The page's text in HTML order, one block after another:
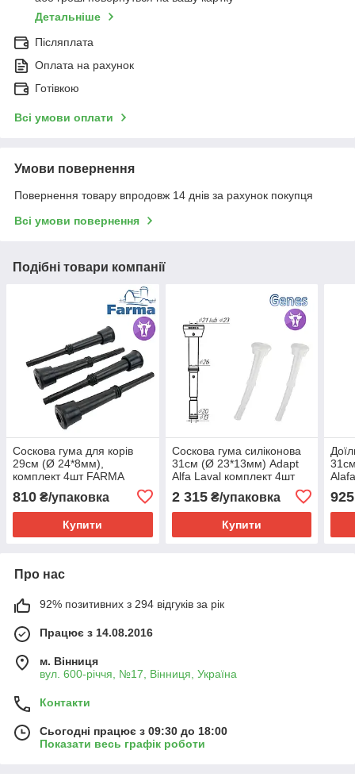
Детальніше
Післяплата
Оплата на рахунок
Готівкою
Всі умови оплати
Умови повернення
Повернення товару впродовж 14 днів за рахунок покупця
Всі умови повернення
Подібні товари компанії
Соскова гума для корів
29см (Ø 24*8мм),
комплект 4шт FARMA
810 ₴/упаковка
Купити
Соскова гума силіконова
31см (Ø 23*13мм) Adapt
Alfa Laval комплект 4шт
2 315₴/упаковка
Купити
925
Про нас
92% позитивних з 294 відгуків за рік
Працює з 14.08.2016
м. Вінниця
вул. 600-річчя, №17, Вінниця, Україна
Контакти
Сьогодні працює з 09:30 до 18:00
Показати весь графік роботи